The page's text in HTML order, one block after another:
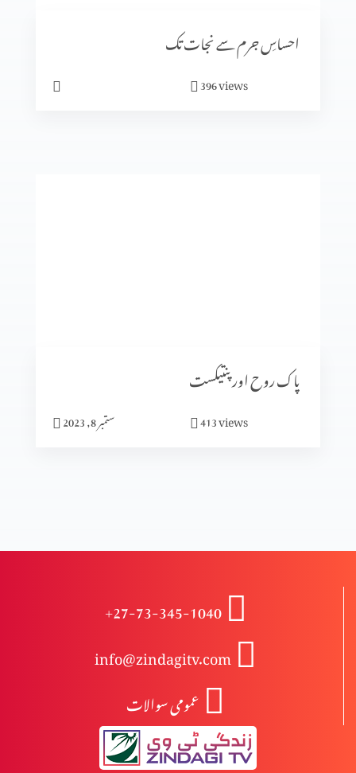
ایمان میں کیسے آگے بڑھیں؟
انبیاء و بزرگ – دانی ایل
انبیاء و بزرگ – حزقی ایل (حصہ 2)
انبیا ءو بزرگ – حزقی ایل
انبیا ءو بزرگ – یرمیاہ (حصہ 2)
احساسِ جرم سے نجات تک
396views
پاک روح اور پنتیکست
ستمبر 8, 2023 413views
+27-73-345-1040
info@zindagitv.com
عمومی سوالات